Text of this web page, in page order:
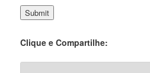
Clique e Compartilhe: